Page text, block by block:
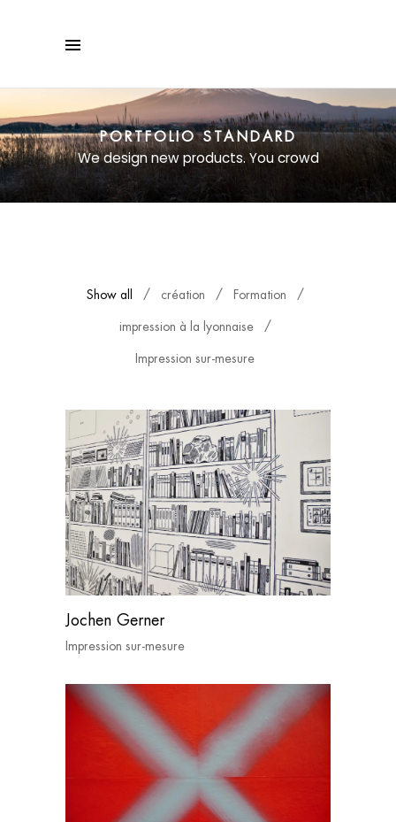
PORTFOLIO STANDARD
We design new products. You crowd
Show all création
Formation
impression à la lyonnaise
Impression sur-mesure
Jochen Gerner
Impression sur-mesure